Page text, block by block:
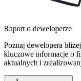
Raport o deweloperze
Poznaj dewelopera
kluczowe informacje o
aktualnych i